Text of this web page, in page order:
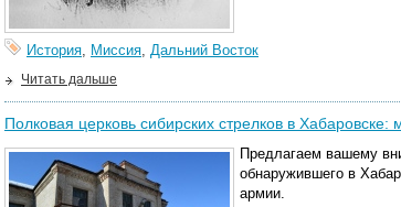
История, Миссия, Дальний Восток
Читать дальше
Полковая церковь сибирских стрелков в
Предлагаем вашему
обнаружившего в
армии.